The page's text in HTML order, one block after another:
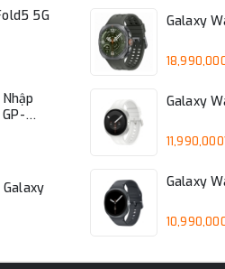
5G
Galaxy
Galaxy
Galaxy